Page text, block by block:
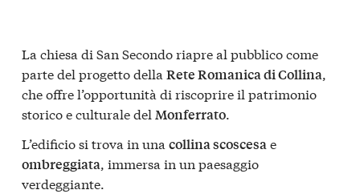
La chiesa di San Secondo riapre al pubblico come
parte del progetto della Rete Romanica di Collina,
che offre l’opportunità di riscoprire il patrimonio
storico e culturale del Monferrato.
L’edificio si trova in una collina scoscesae
ombreggiata, immersa in un paesaggio
verdeggiante.